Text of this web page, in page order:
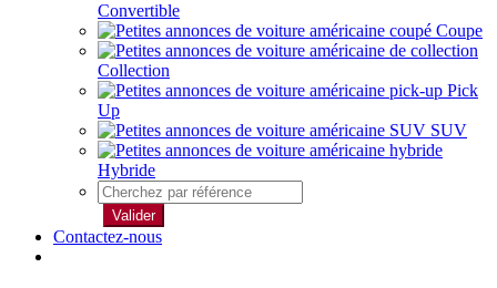
Convertible
Coupe
Collection
Pick
Up
SUV
Hybride
Valider
Contactez-nous